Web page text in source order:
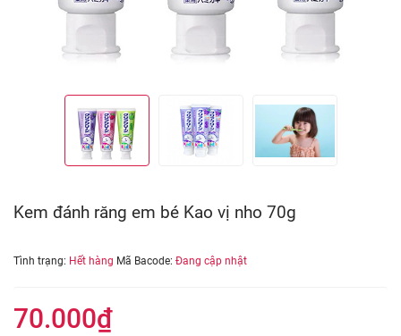
Kem đánh răng em bé Kao vị nho 70g
Tình trạng: Hết hàng Mã Bacode: Đang cập nhật
70.000₫